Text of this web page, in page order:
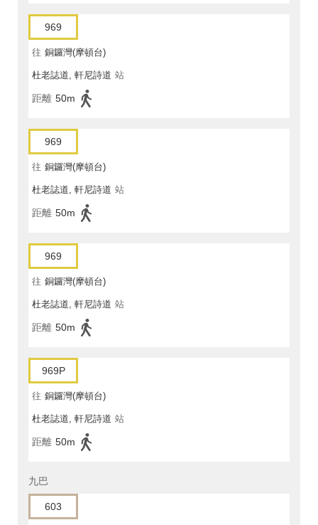
969
往 銅鑼灣(摩頓台)
杜老誌道, 軒尼詩道 站
距離 50m
969
往 銅鑼灣(摩頓台)
杜老誌道, 軒尼詩道 站
距離 50m
969
往 銅鑼灣(摩頓台)
杜老誌道, 軒尼詩道 站
距離 50m
969P
往 銅鑼灣(摩頓台)
杜老誌道, 軒尼詩道 站
距離 50m
九巴
603